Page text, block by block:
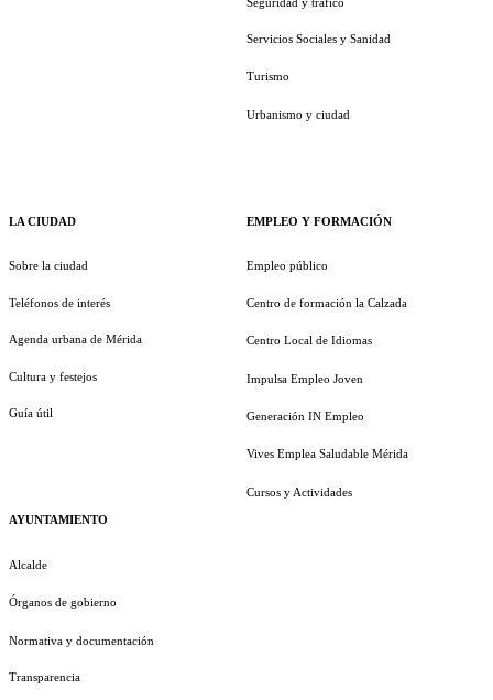
LA CIUDAD
Sobre la ciudad
Teléfonos de interés
Agenda urbana de Mérida
Cultura y festejos
Guía útil
AYUNTAMIENTO
Alcalde
Órganos de gobierno
Normativa y documentación
Transparencia
Servicios Sociales y Sanidad
Turismo
Urbanismo y ciudad
EMPLEO Y FORMACIÓN
Empleo público
Centro de formación la Calzada
Centro Local de Idiomas
Impulsa Empleo Joven
Generación IN Empleo
Vives Emplea Saludable Mérida
Cursos y Actividades